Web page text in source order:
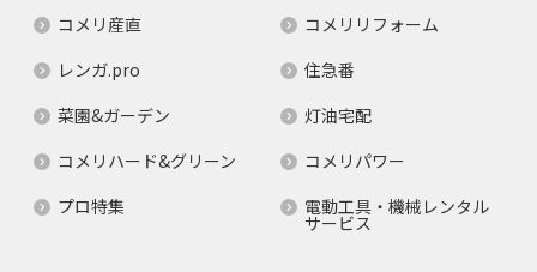
コメリ産直
コメリリフォーム
レンガ.pro
住急番
菜園&ガーデン
灯油宅配
コメリハード&グリーン
コメリパワー
プロ特集
電動工具・機械レンタル
サービス